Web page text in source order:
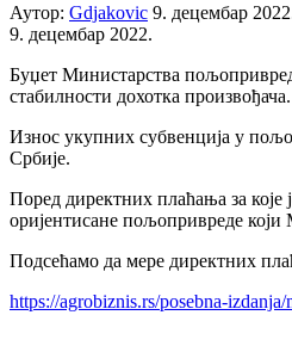
Аутор: Gdjakovic 9. децембар
9. децембар 2022.
Буџет Министарства
стабилности дохотка произвођача.
Износ укупних субвенција у
Србије.
Поред директних плаћања за
оријентисане пољопривреде
Подсећамо да мере директних
https://agrobiznis.rs/posebna-